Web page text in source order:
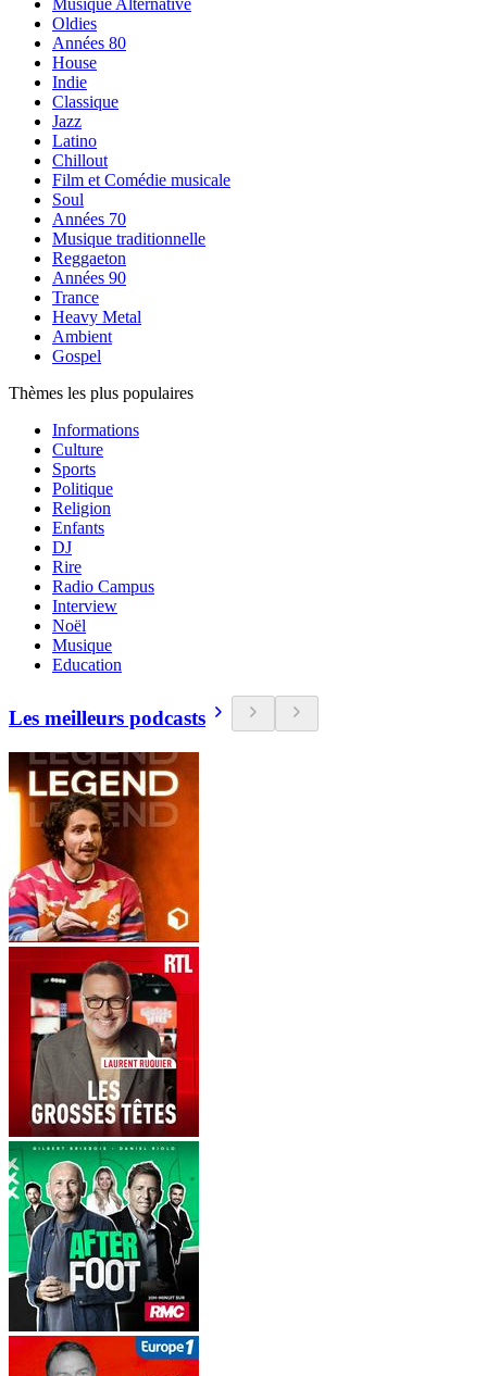
Musique Alternative
Oldies
Années 80
House
Indie
Classique
Jazz
Latino
Chillout
Film et Comédie musicale
Soul
Années 70
Musique traditionnelle
Reggaeton
Années 90
Trance
Heavy Metal
Ambient
Gospel
Thèmes les plus populaires
Informations
Culture
Sports
Politique
Religion
Enfants
DJ
Rire
Radio Campus
Interview
Noël
Musique
Education
Les meilleurs podcasts